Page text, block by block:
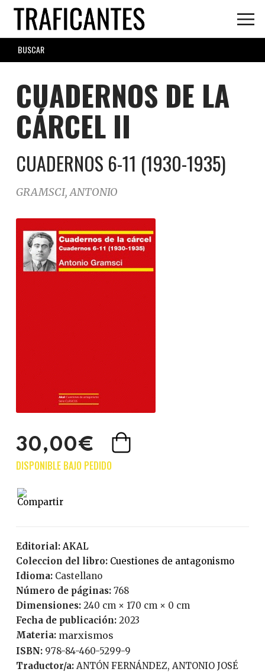
Skip
main
content
SEARCH
FORM
CUADERNOS DE LA
CÁRCEL II
CUADERNOS 6-11 (1930-1935)
GRAMSCI, ANTONIO
30,00€
Editorial:
AKAL
Coleccion del libro:
Cuestiones de antagonismo
Idioma:
Castellano
Número de páginas:
768
Dimensiones: 240 cm × 170 cm × 0 cm
Fecha de publicación:
2023
Materia: marxismos
ISBN:
978-84-460-5299-9
Traductor/a:
ANTÓN FERNÁNDEZ, ANTONIO JOSÉ